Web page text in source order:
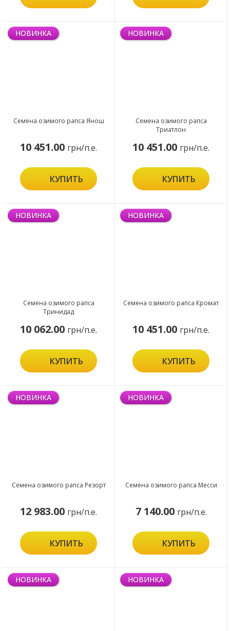
НОВИНКА
Семена озимого рапса Янош
10 451.00 грн/п.е.
КУПИТЬ
НОВИНКА
Семена озимого рапса
Триатлон
10 451.00 грн/п.е.
КУПИТЬ
НОВИНКА
Семена озимого рапса
Тринидад
10 062.00 грн/п.е.
КУПИТЬ
НОВИНКА
Семена озимого рапса Кромат
10 451.00 грн/п.е.
КУПИТЬ
НОВИНКА
Семена озимого рапса Резорт
12 983.00 грн/п.е.
КУПИТЬ
НОВИНКА
Семена озимого рапса Месси
7 140.00 грн/п.е.
КУПИТЬ
НОВИНКА НОВИНКА